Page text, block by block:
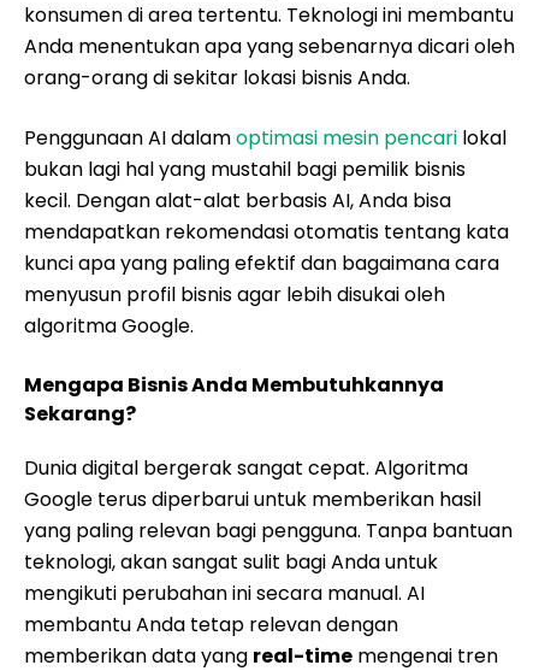
konsumen di area tertentu. Teknologi ini membantu
Anda menentukan apa yang sebenarnya dicari oleh
orang-orang di sekitar lokasi bisnis Anda.
Penggunaan AI dalamoptimasi mesin pencari lokal
bukan lagi hal yang mustahil bagi pemilik bisnis
kecil. Dengan alat-alat berbasis AI, Anda bisa
mendapatkan rekomendasi otomatis tentang kata
kunci apa yang paling efektif dan bagaimana cara
menyusun profil bisnis agar lebih disukai oleh
algoritma Google.
Mengapa Bisnis Anda Membutuhkannya
Sekarang?
Dunia digital bergerak sangat cepat. Algoritma
Google terus diperbarui untuk memberikan hasil
yang paling relevan bagi pengguna. Tanpa bantuan
teknologi, akan sangat sulit bagi Anda untuk
mengikuti perubahan ini secara manual. AI
membantu Anda tetap relevan dengan
memberikan data yang real-time mengenai tren